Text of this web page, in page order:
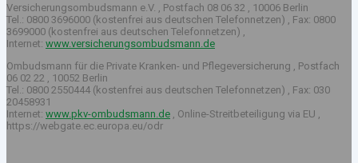
Versicherungsombudsmann e.V. , Postfach 08 06 32 , 10006 Berlin
Tel.: 0800 3696000 (kostenfrei aus deutschen Telefonnetzen) , Fax: 0800
3699000 (kostenfrei aus deutschen Telefonnetzen) ,
Internet: www.versicherungsombudsmann.de
Ombudsmann für die Private Kranken- und Pflegeversicherung , Postfach
06 02 22 , 10052 Berlin
Tel.: 0800 2550444 (kostenfrei aus deutschen Telefonnetzen) , Fax: 030
20458931
Internet: www.pkv-ombudsmann.de , Online-Streitbeteiligung via EU ,
https://webgate.ec.europa.eu/odr